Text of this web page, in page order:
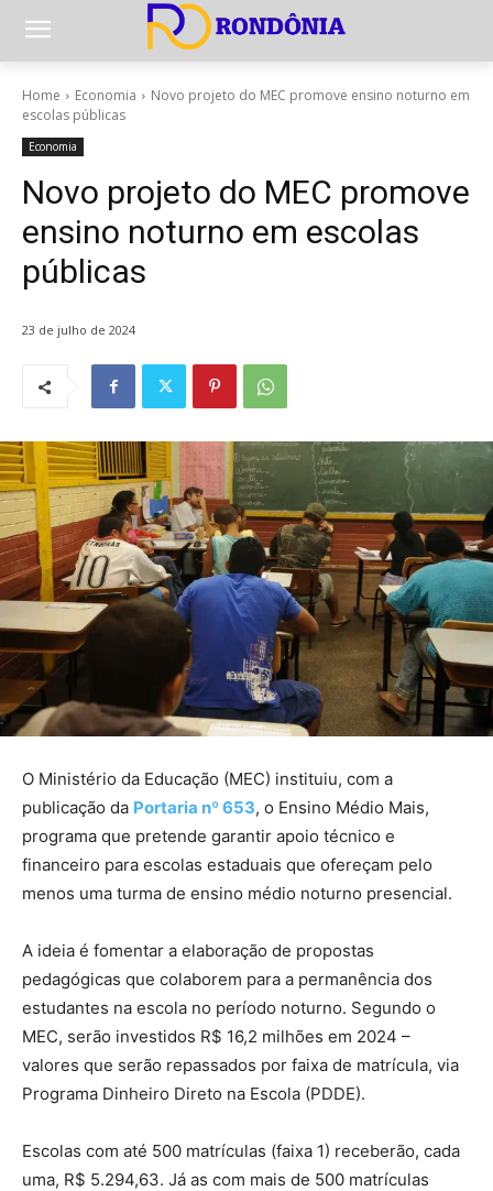
Home Economia
Novo projeto do MEC promove ensino noturno em
escolas públicas
Economia
Novo projeto do MEC promove
ensino noturno em escolas
públicas
23 de julho de 2024
O Ministério da Educação (MEC) instituiu, com a
publicação da Portaria nº 653, o Ensino Médio Mais,
programa que pretende garantir apoio técnico e
financeiro para escolas estaduais que ofereçam pelo
menos uma turma de ensino médio noturno presencial.
A ideia é fomentar a elaboração de propostas
pedagógicas que colaborem para a permanência dos
estudantes na escola no período noturno. Segundo o
MEC, serão investidos R$ 16,2 milhões em 2024 –
valores que serão repassados por faixa de matrícula, via
Programa Dinheiro Direto na Escola (PDDE).
Escolas com até 500 matrículas (faixa 1) receberão, cada
uma, R$ 5.294,63. Já as com mais de 500 matrículas